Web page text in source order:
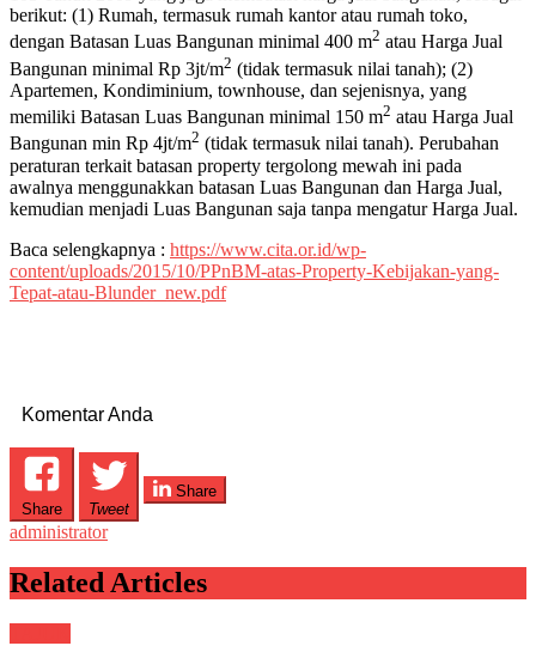
berikut: (1) Rumah, termasuk rumah kantor atau rumah toko,
dengan Batasan Luas Bangunan minimal 400 m2 atau Harga Jual
Bangunan minimal Rp 3jt/m2 (tidak termasuk nilai tanah); (2)
Apartemen, Kondiminium, townhouse, dan sejenisnya, yang
memiliki Batasan Luas Bangunan minimal 150 m2 atau Harga Jual
Bangunan min Rp 4jt/m2 (tidak termasuk nilai tanah). Perubahan
peraturan terkait batasan property tergolong mewah ini pada
awalnya menggunakkan batasan Luas Bangunan dan Harga Jual,
kemudian menjadi Luas Bangunan saja tanpa mengatur Harga Jual.
Baca selengkapnya : https://www.cita.or.id/wp-
content/uploads/2015/10/PPnBM-atas-Property-Kebijakan-yang-
Tepat-atau-Blunder_new.pdf
Komentar Anda
Share Tweet
Share
administrator
Related Articles